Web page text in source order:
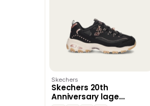
Skechers
Skechers 20th
Anniversary lage